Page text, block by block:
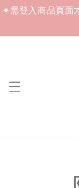
✦需登入商品頁面